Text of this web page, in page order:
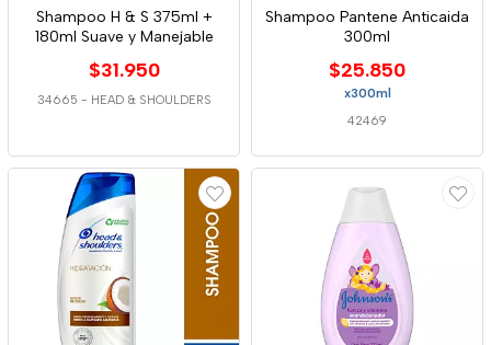
Shampoo H & S 375ml +
180ml Suave y Manejable
$31.950
34665 - HEAD & SHOULDERS
Shampoo Pantene Anticaida
300ml
$25.850
x300ml
42469